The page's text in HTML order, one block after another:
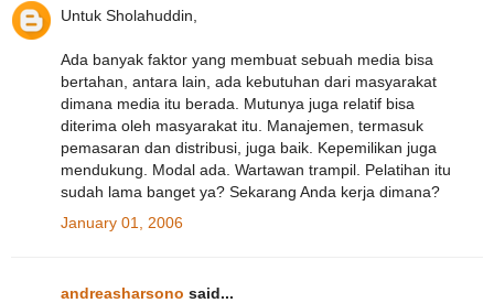
Untuk Sholahuddin,
Ada banyak faktor yang membuat sebuah media bisa
bertahan, antara lain, ada kebutuhan dari masyarakat
dimana media itu berada. Mutunya juga relatif bisa
diterima oleh masyarakat itu. Manajemen, termasuk
pemasaran dan distribusi, juga baik. Kepemilikan juga
mendukung. Modal ada. Wartawan trampil. Pelatihan itu
sudah lama banget ya? Sekarang Anda kerja dimana?
January 01, 2006
andreasharsono said...